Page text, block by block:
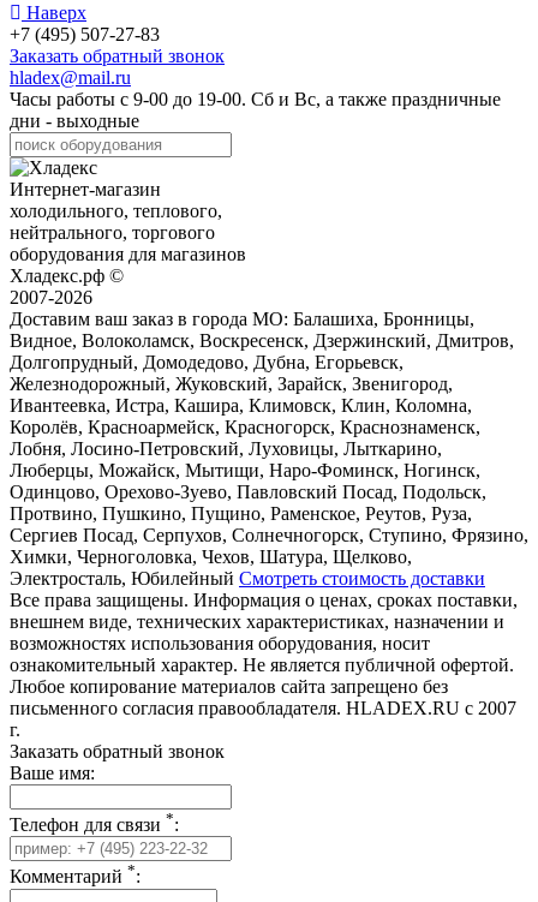
Наверх
+7 (495) 507-27-83
Заказать обратный звонок
hladex@mail.ru
Часы работы с 9-00 до 19-00. Сб и Вс, а также праздничные
дни - выходные
Интернет-магазин
холодильного, теплового,
нейтрального, торгового
оборудования для магазинов
Хладекс.рф ©
2007-2026
Доставим ваш заказ в города МО: Балашиха, Бронницы,
Видное, Волоколамск, Воскресенск, Дзержинский, Дмитров,
Долгопрудный, Домодедово, Дубна, Егорьевск,
Железнодорожный, Жуковский, Зарайск, Звенигород,
Ивантеевка, Истра, Кашира, Климовск, Клин, Коломна,
Королёв, Красноармейск, Красногорск, Краснознаменск,
Лобня, Лосино-Петровский, Луховицы, Лыткарино,
Люберцы, Можайск, Мытищи, Наро-Фоминск, Ногинск,
Одинцово, Орехово-Зуево, Павловский Посад, Подольск,
Протвино, Пушкино, Пущино, Раменское, Реутов, Руза,
Сергиев Посад, Серпухов, Солнечногорск, Ступино, Фрязино,
Химки, Черноголовка, Чехов, Шатура, Щелково,
Электросталь, Юбилейный Смотреть стоимость доставки
Все права защищены. Информация о ценах, сроках поставки,
внешнем виде, технических характеристиках, назначении и
возможностях использования оборудования, носит
ознакомительный характер. Не является публичной офертой.
Любое копирование материалов сайта запрещено без
письменного согласия правообладателя. HLADEX.RU c 2007
г.
Заказать обратный звонок
Ваше имя:
Телефон для связи *:
Комментарий *: